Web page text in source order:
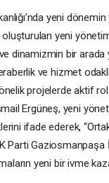
yeni
yeni
dinamizmin bir arada
ve hizmet
projelerde aktif
Ergüneş, yeni
ifade ederek,
Parti Gaziosmanpaşa
yeni bir ivme